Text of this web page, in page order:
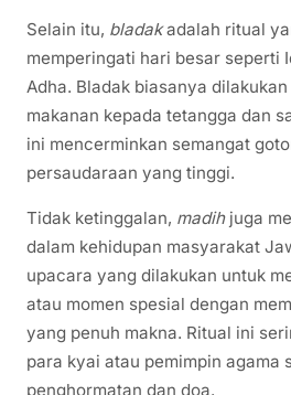
Selain itu, bladakadalah ritual
memperingati hari besar seperti
Adha. Bladak biasanya
makanan kepada tetangga dan
ini mencerminkan semangat
persaudaraan yang tinggi.
Tidak ketinggalan, madihjuga
dalam kehidupan masyarakat
upacara yang dilakukan untuk
atau momen spesial dengan
yang penuh makna. Ritual ini
para kyai atau pemimpin agama
penghormatan dan doa.